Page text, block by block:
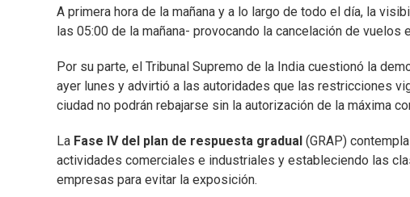
A primera hora de la mañana y a lo largo de todo el día, la
las 05:00 de la mañana- provocando la cancelación de vuelos
Por su parte, el Tribunal Supremo de la India cuestionó la
ayer lunes y advirtió a las autoridades que las restricciones
ciudad no podrán rebajarse sin la autorización de la máxima
La Fase IV del plan de respuesta gradual (GRAP)
actividades comerciales e industriales y estableciendo las
empresas para evitar la exposición.